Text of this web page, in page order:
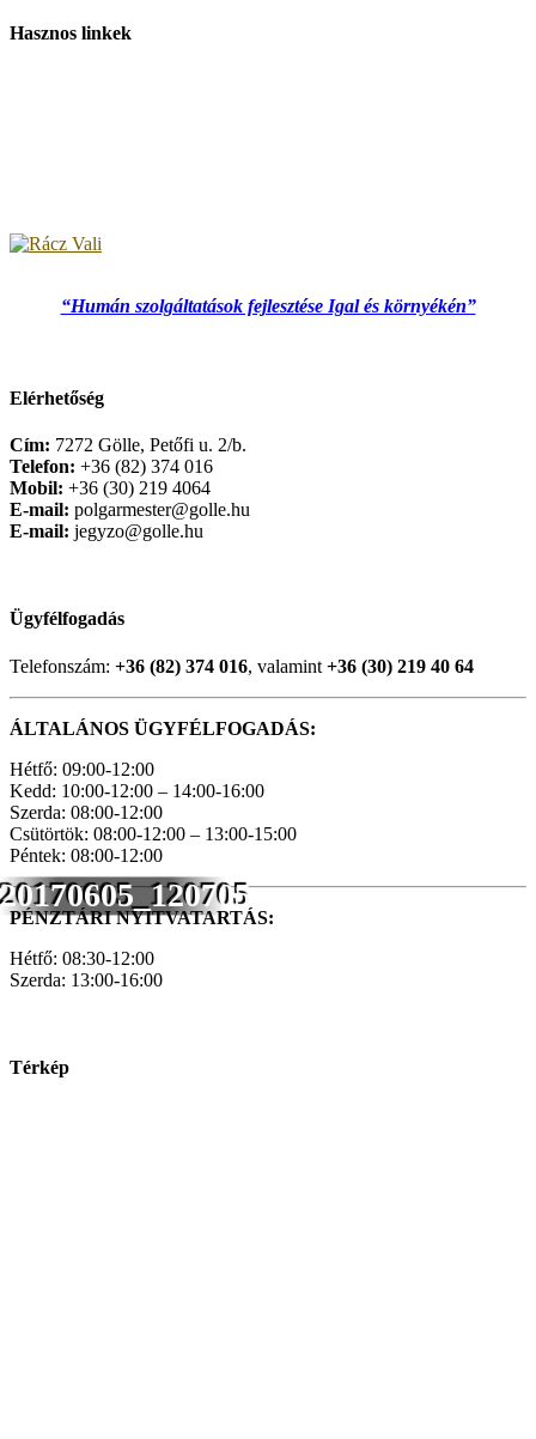
20170605_120705
Hasznos linkek
“Humán szolgáltatások fejlesztése Igal és környékén”
Elérhetőség
Cím: 7272 Gölle, Petőfi u. 2/b.
Telefon: +36 (82) 374 016
Mobil: +36 (30) 219 4064
E-mail: polgarmester@golle.hu
E-mail: jegyzo@golle.hu
Ügyfélfogadás
Telefonszám: +36 (82) 374 016, valamint +36 (30) 219 40 64
ÁLTALÁNOS ÜGYFÉLFOGADÁS:
Hétfő: 09:00-12:00
Kedd: 10:00-12:00 – 14:00-16:00
Szerda: 08:00-12:00
Csütörtök: 08:00-12:00 – 13:00-15:00
Péntek: 08:00-12:00
PÉNZTÁRI NYITVATARTÁS:
Hétfő: 08:30-12:00
Szerda: 13:00-16:00
Térkép